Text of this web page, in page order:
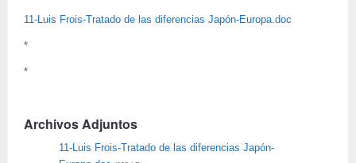
11-Luis Frois-Tratado de las diferencias Japón-Europa.doc
*
*
Archivos Adjuntos
11-Luis Frois-Tratado de las diferencias Japón-